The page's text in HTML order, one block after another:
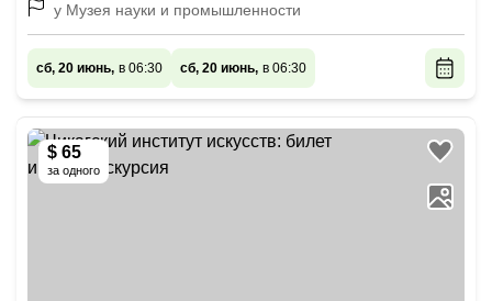
у Музея науки и промышленности
сб, 20 июнь, в 06:30 сб, 20 июнь, в 06:30
$ 65
за одного